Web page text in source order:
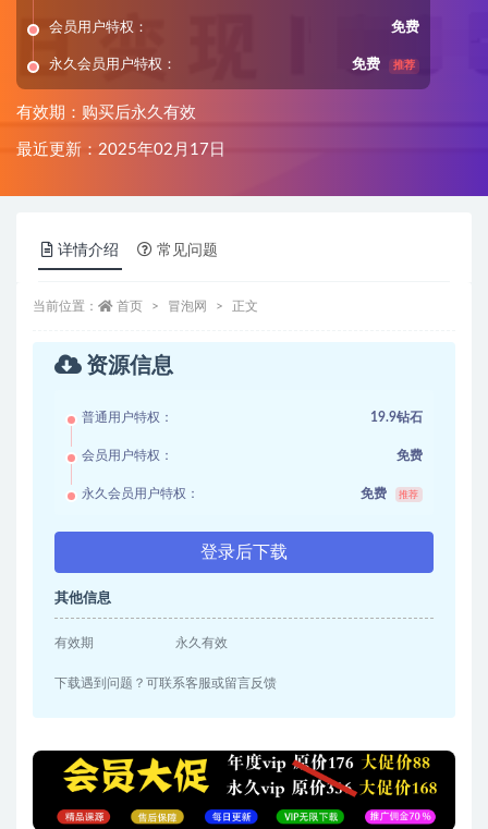
会员用户特权： 免费
永久会员用户特权： 免费 推荐
有效期：购买后永久有效
最近更新：2025年02月17日
详情介绍 常见问题
当前位置： 首页 冒泡网 正文
资源信息
普通用户特权： 19.9钻石
会员用户特权： 免费
永久会员用户特权： 免费 推荐
登录后下载
其他信息
有效期 永久有效
下载遇到问题？可联系客服或留言反馈